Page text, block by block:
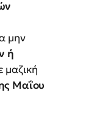
μην
ή
μαζική
Μαΐου